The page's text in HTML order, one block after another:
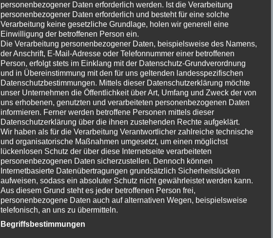
personenbezogener Daten erforderlich werden. Ist die Verarbeitung
personenbezogener Daten erforderlich und besteht für eine solche
Verarbeitung keine gesetzliche Grundlage, holen wir generell eine
Einwilligung der betroffenen Person ein.
Die Verarbeitung personenbezogener Daten, beispielsweise des Namens,
der Anschrift, E-Mail-Adresse oder Telefonnummer einer betroffenen
Person, erfolgt stets im Einklang mit der Datenschutz-Grundverordnung
und in Übereinstimmung mit den für uns geltenden landesspezifischen
Datenschutzbestimmungen. Mittels dieser Datenschutzerklärung möchte
unser Unternehmen die Öffentlichkeit über Art, Umfang und Zweck der von
uns erhobenen, genutzten und verarbeiteten personenbezogenen Daten
informieren. Ferner werden betroffene Personen mittels dieser
Datenschutzerklärung über die ihnen zustehenden Rechte aufgeklärt.
Wir haben als für die Verarbeitung Verantwortlicher zahlreiche technische
und organisatorische Maßnahmen umgesetzt, um einen möglichst
lückenlosen Schutz der über diese Internetseite verarbeiteten
personenbezogenen Daten sicherzustellen. Dennoch können
Internetbasierte Datenübertragungen grundsätzlich Sicherheitslücken
aufweisen, sodass ein absoluter Schutz nicht gewährleistet werden kann.
Aus diesem Grund steht es jeder betroffenen Person frei,
personenbezogene Daten auch auf alternativen Wegen, beispielsweise
telefonisch, an uns zu übermitteln.
Begriffsbestimmungen